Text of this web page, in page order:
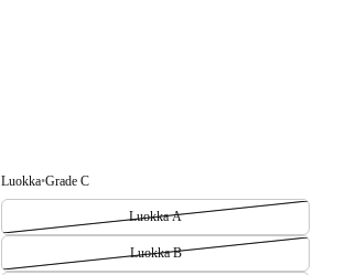
Luokka•Grade C
Luokka A
Luokka B